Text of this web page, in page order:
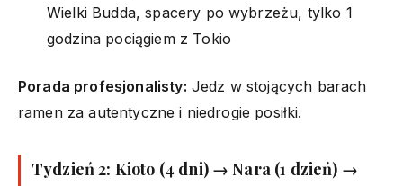
Wielki Budda, spacery po wybrzeżu, tylko 1
godzina pociągiem z Tokio
Porada profesjonalisty: Jedz w stojących barach
ramen za autentyczne i niedrogie posiłki.
Tydzień 2: Kioto (4 dni) → Nara (1 dzień) →